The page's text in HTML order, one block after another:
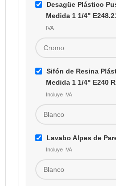
Desagüe Plástico
Medida 1 1/4"
IVA
Sifón de Resina
Medida 1 1/4" E240
Incluye IVA
Lavabo Alpes de
Incluye IVA